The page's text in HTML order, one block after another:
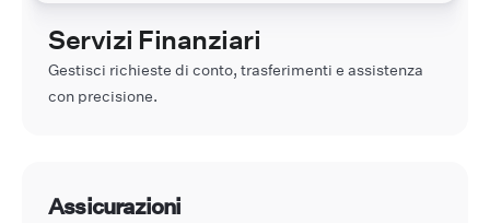
Servizi Finanziari
Gestisci richieste di conto, trasferimenti e assistenza
con precisione.
Assicurazioni